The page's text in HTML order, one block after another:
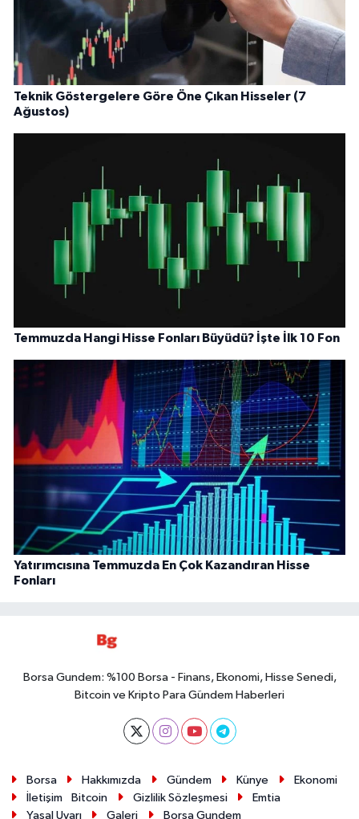
Teknik Göstergelere Göre Öne Çıkan Hisseler (7
Ağustos)
Temmuzda Hangi Hisse Fonları Büyüdü? İşte İlk 10 Fon
Yatırımcısına Temmuzda En Çok Kazandıran Hisse
Fonları
Borsa Gundem: %100 Borsa - Finans, Ekonomi, Hisse Senedi,
Bitcoin ve Kripto Para Gündem Haberleri
Borsa Hakkımızda Gündem Künye
Ekonomi
İletişim
Bitcoin Gizlilik Sözleşmesi
Emtia
Yasal Uyarı
Galeri Borsa Gundem